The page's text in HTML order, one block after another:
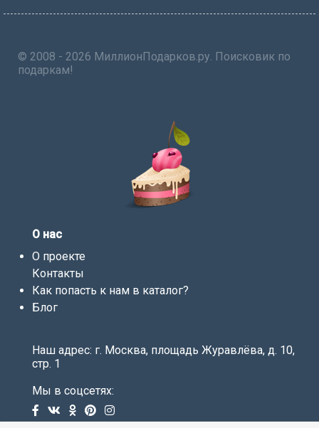
© 2008 - 2026 МиллионПодарков.ру. Поисковик по
подаркам!
О нас
О проекте
Контакты
Как попасть к нам в каталог?
Блог
Наш адрес: г. Москва, площадь Журавлёва, д. 10,
стр. 1
Мы в соцсетях: